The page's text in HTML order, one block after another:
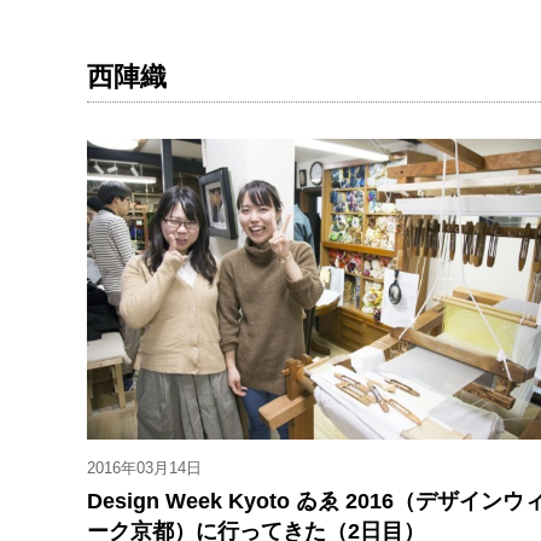
西陣織
2016年03月14日
Design Week Kyoto ゐゑ 2016（デザインウ
ーク京都）に行ってきた（2日目）